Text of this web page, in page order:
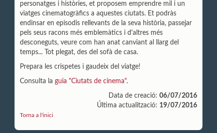
personatges i històries, et proposem emprendre mil i un
viatges cinematogràfics a aquestes ciutats. Et podràs
endinsar en episodis rellevants de la seva història, passejar
pels seus racons més emblemàtics i d'altres més
desconeguts, veure com han anat canviant al llarg del
temps... Tot plegat, des del sofà de casa.
Prepara les crispetes i gaudeix del viatge!
Consulta la guia "Ciutats de cinema".
Data de creació: 06/07/2016
Última actualització: 19/07/2016
Torna a l'inici